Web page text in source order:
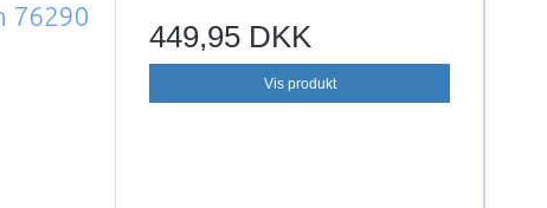
76290
449,95 DKK
Vis produkt